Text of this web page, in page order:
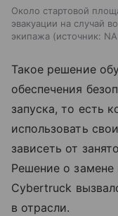
Около стартовой
эвакуации на случай
экипажа
источник:
Такое решение
обеспечения
запуска, то есть
использовать
зависеть от
Решение о замене
Cybertruck
в отрасли.